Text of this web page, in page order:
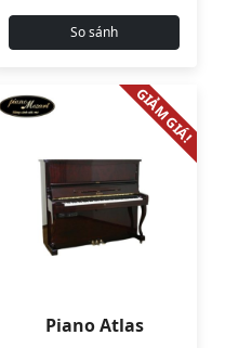
So sánh
GIẢM GIÁ!
Piano Atlas